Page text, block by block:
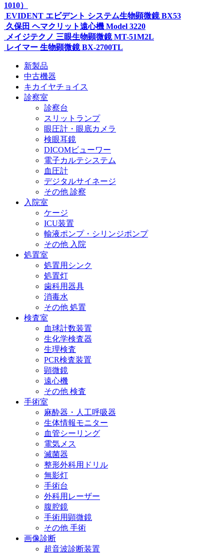
1010）
EVIDENT エビデント システム生物顕微鏡 BX53
久保田 ヘマクリット遠心機 Model 3220
メイジテクノ 三眼生物顕微鏡 MT-51M2L
レイマー 生物顕微鏡 BX-2700TL
新製品
中古機器
キカイヤチョイス
診察室
診察台
スリットランプ
眼圧計・眼底カメラ
検眼耳鏡
DICOMビューワー
電子カルテシステム
血圧計
デジタルサイネージ
その他 診察
入院室
ケージ
ICU装置
輸液ポンプ・シリンジポンプ
その他 入院
処置室
処置用シンク
処置灯
歯科用器具
消毒水
その他 処置
検査室
血球計数装置
生化学検査器
生理検査
PCR検査装置
顕微鏡
遠心機
その他 検査
手術室
麻酔器・人工呼吸器
生体情報モニター
血管シーリング
電気メス
滅菌器
整形外科用ドリル
無影灯
手術台
外科用レーザー
腹腔鏡
手術用顕微鏡
その他 手術
画像診断
超音波診断装置